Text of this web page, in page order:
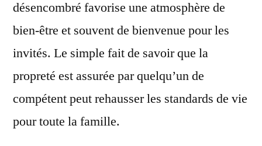
désencombré favorise une atmosphère de
bien-être et souvent de bienvenue pour les
invités. Le simple fait de savoir que la
propreté est assurée par quelqu’un de
compétent peut rehausser les standards de vie
pour toute la famille.